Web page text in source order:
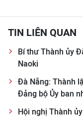
TIN LIÊN QUAN
Bí thư Thành ủy
Naoki
Đà Nẵng: Thành
Đảng bộ Ủy ban
Hội nghị Thành